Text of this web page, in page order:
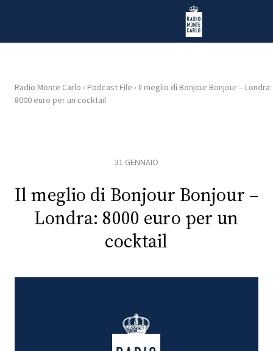
Radio Monte Carlo
HOME
RADIO
PLAYLIST
Radio Monte Carlo › Podcast File › Il meglio di Bonjour Bonjour – Londra:
8000 euro per un cocktail
31 GENNAIO
Il meglio di Bonjour Bonjour –
Londra: 8000 euro per un
cocktail